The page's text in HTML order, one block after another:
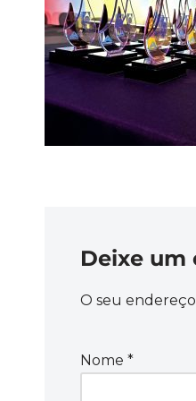
Deixe um
O seu
Nome *